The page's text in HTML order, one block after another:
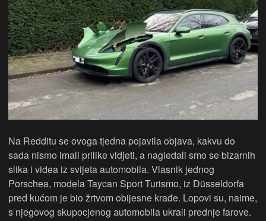
Na Redditu se ovoga tjedna pojavila objava, kakvu do
sada nismo imali prilike vidjeti, a nagledali smo se bizarnih
slika i videa iz svijeta automobila. Vlasnik jednog
Porschea, modela Taycan Sport Turismo, iz Düsseldorfa
pred kućom je bio žrtvom obijesne krađe. Lopovi su, naime,
s njegovog skupocjenog automobila ukrali prednje farove.